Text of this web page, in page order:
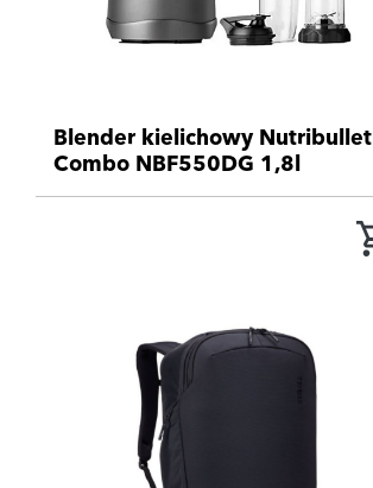
Blender kielichowy Nutribullet
Combo NBF550DG 1,8l